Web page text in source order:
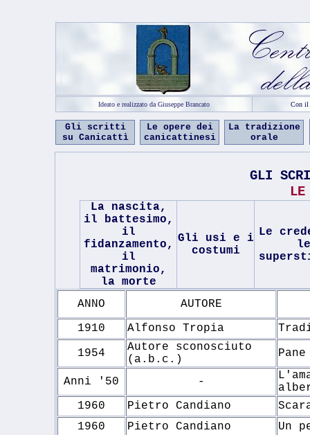
Ideato e realizzato da Giuseppe Brancato Con il
Gli scritti
su Canicattì
Le opere dei
canicattinesi
La tradizione
orale
GLI
La nascita,
il battesimo,
il
fidanzamento,
il
matrimonio,
la morte
Gli usi e i
costumi
Le
le
ANNO
AUTORE
1910
Alfonso Tropia
1954
Autore sconosciuto
(a.b.c.)
Anni '50 -
1960
Pietro Candiano
1960
Pietro Candiano
Un